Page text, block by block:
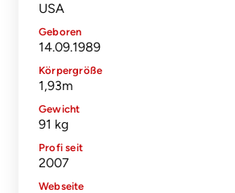
USA
Geboren
14.09.1989
Körpergröße
1,93m
Gewicht
91 kg
Profi seit
2007
Webseite